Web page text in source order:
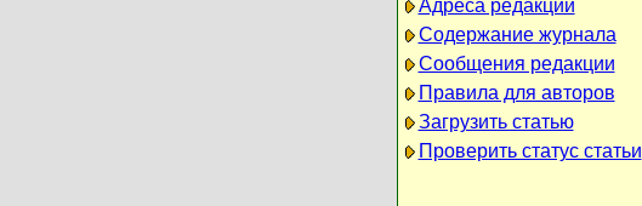
Адреса редакции
Содержание журнала
Сообщения редакции
Правила для авторов
Загрузить статью
Проверить статус статьи